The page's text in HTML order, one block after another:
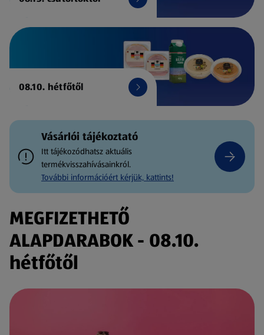
08.10. hétfőtől
Vásárlói tájékoztató
Itt tájékozódhatsz aktuális
termékvisszahívásainkról.
További információért kérjük, kattints!
MEGFIZETHETŐ
ALAPDARABOK - 08.10.
hétfőtől